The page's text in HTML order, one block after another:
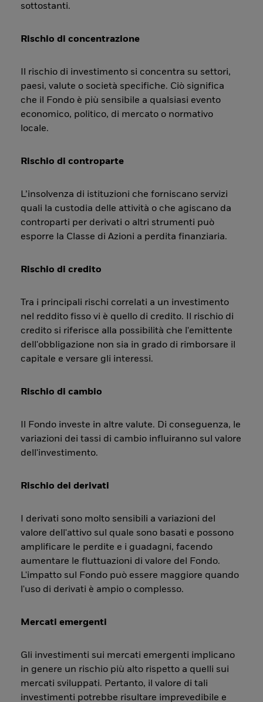
sottostanti.
Rischio di concentrazione
Il rischio di investimento si concentra su settori,
paesi, valute o società specifiche. Ciò significa
che il Fondo è più sensibile a qualsiasi evento
economico, politico, di mercato o normativo
locale.
Rischio di controparte
L’insolvenza di istituzioni che forniscano servizi
quali la custodia delle attività o che agiscano da
controparti per derivati o altri strumenti può
esporre la Classe di Azioni a perdita finanziaria.
Rischio di credito
Tra i principali rischi correlati a un investimento
nel reddito fisso vi è quello di credito. Il rischio di
credito si riferisce alla possibilità che l'emittente
dell'obbligazione non sia in grado di rimborsare il
capitale e versare gli interessi.
Rischio di cambio
Il Fondo investe in altre valute. Di conseguenza, le
variazioni dei tassi di cambio influiranno sul valore
dell'investimento.
Rischio dei derivati
I derivati sono molto sensibili a variazioni del
valore dell'attivo sul quale sono basati e possono
amplificare le perdite e i guadagni, facendo
aumentare le fluttuazioni di valore del Fondo.
L'impatto sul Fondo può essere maggiore quando
l'uso di derivati è ampio o complesso.
Mercati emergenti
Gli investimenti sui mercati emergenti implicano
in genere un rischio più alto rispetto a quelli sui
mercati sviluppati. Pertanto, il valore di tali
investimenti potrebbe risultare imprevedibile e